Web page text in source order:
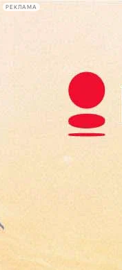
РЕКЛАМА
Сегодня:
2026.08.07
12:56
Афиша Plus